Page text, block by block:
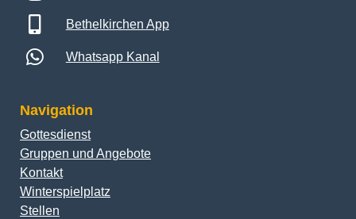
Bethelkirchen App
Whatsapp Kanal
Navigation
Gottesdienst
Gruppen und Angebote
Kontakt
Winterspielplatz
Stellen